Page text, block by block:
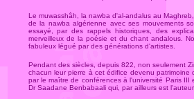
Le muwasshâh, la nawba d'al-andalus au
de la nawba algérienne avec ses mouvements
essayé, par des rappels historiques, des
merveilleux de la poésie et du chant andalous.
fabuleux légué par des générations d'artistes.
Pendant des siècles, depuis 822, non seulement
chacun leur pierre à cet édifice devenu
par le maître de conférences à l'université Paris
Dr Saadane Benbabaali qui, par ailleurs est